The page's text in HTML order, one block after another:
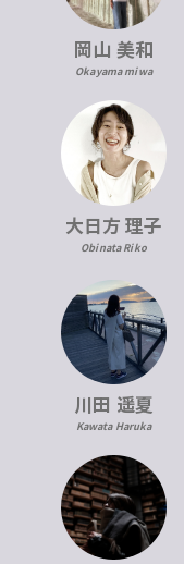
岡山 美和
Okayama miwa
大日方 理子
Obinata Riko
川田 遥夏
Kawata Haruka